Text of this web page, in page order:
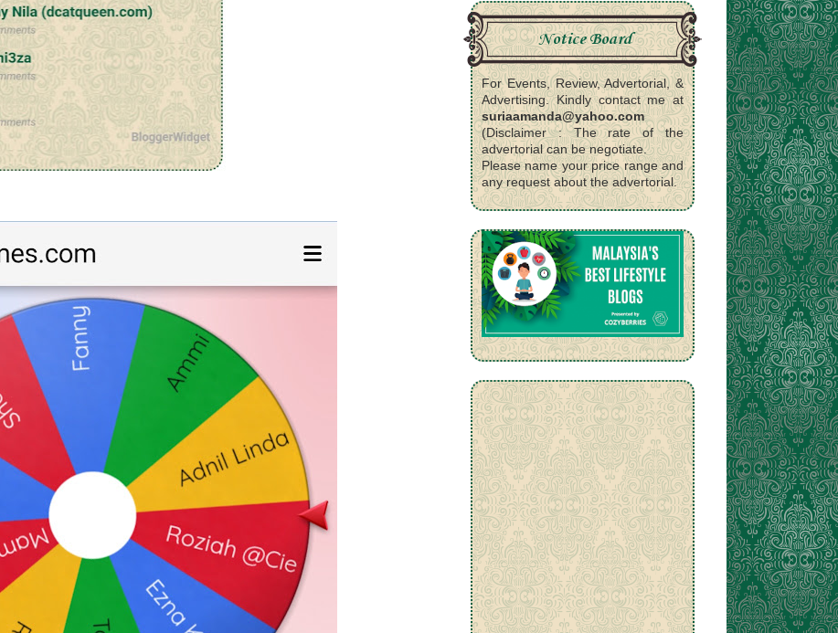
Notice Board
For Events, Review, Advertorial, &
Advertising. Kindly contact me at
suriaamanda@yahoo.com
(Disclaimer : The rate of the
advertorial can be negotiate.
Please name your price range and
any request about the advertorial.